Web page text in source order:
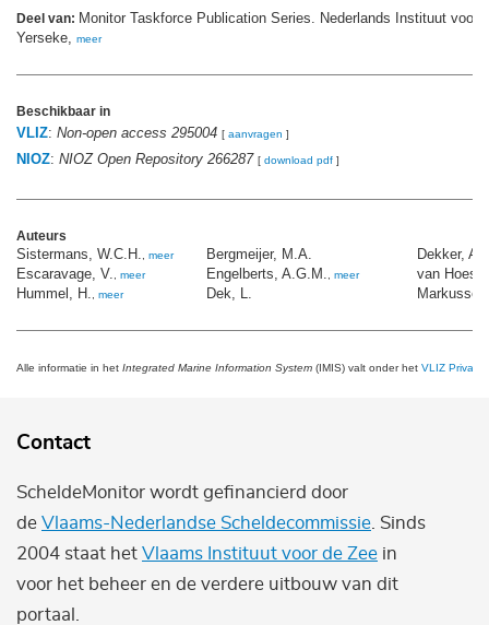
Deel van: Monitor Taskforce Publication Series. Nederlands Instituut voor
Yerseke,
meer
Beschikbaar in
VLIZ: Non-open access 295004 [ aanvragen ]
NIOZ: NIOZ Open Repository 266287 [ download pdf ]
Auteurs
Sistermans, W.C.H. meer
Escaravage, V. meer
Hummel, H. meer
Bergmeijer, M.A.
Engelberts, A.G.M.
meer
Dek, L.
Dekker, A.
van
Markusse,
Alle informatie in het Integrated Marine Information System (IMIS) valt onder het VLIZ Privacy
Contact
ScheldeMonitor wordt gefinancierd door
de Vlaams-Nederlandse Scheldecommissie . Sinds
2004 staat het Vlaams Instituut voor de Zee in
voor het beheer en de verdere uitbouw van dit
portaal.